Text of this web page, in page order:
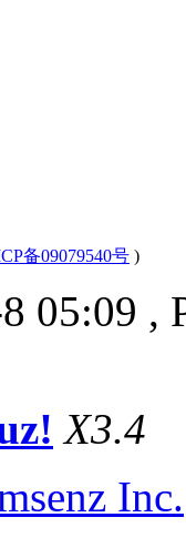
备09079540号 )
05:09 ,
X3.4
Inc.